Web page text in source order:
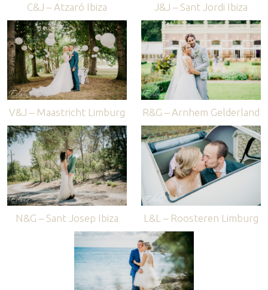
C&J – Atzaró Ibiza J&J – Sant Jordi Ibiza
V&J – Maastricht Limburg R&G – Arnhem Gelderland
N&G – Sant Josep Ibiza L&L – Roosteren Limburg